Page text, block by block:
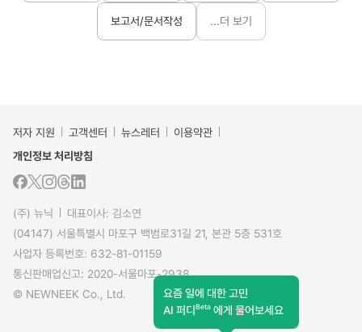
보고서/문서작성 ...더 보기
저자 지원 고객센터 뉴스레터
이용약관
개인정보 처리방침
(주) 뉴닉
대표이사: 김소연
(04147) 서울특별시 마포구 백범로31길 21, 본관 5층 531호
사업자 등록번호: 632-81-01159
통신판매업신고: 2020-서울마포-2938
© NEWNEEK Co., Ltd.
요즘 일에 대한 고민
AI 퍼디Beta 에게 물어보세요